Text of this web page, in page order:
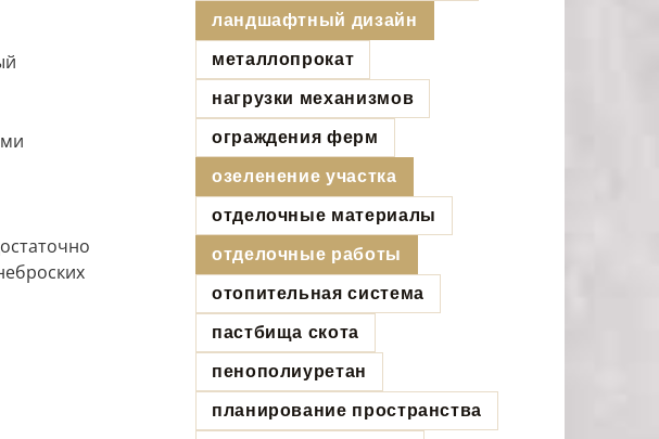
ландшафтный дизайн
металлопрокат
нагрузки механизмов
ограждения ферм
озеленение участка
отделочные материалы
отделочные работы
отопительная система
пастбища скота
пенополиуретан
планирование пространства